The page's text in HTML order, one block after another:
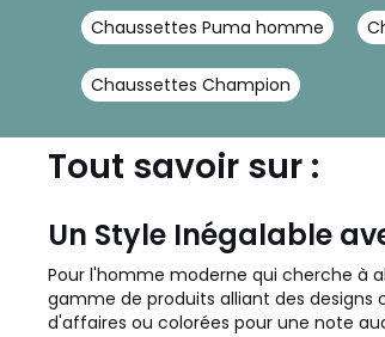
Chaussettes Puma homme
Chaussettes Champion
Tout savoir sur :
Un Style Inégalable
Pour l'homme moderne qui cherche à
gamme de produits alliant des designs
d'affaires ou colorées pour une note